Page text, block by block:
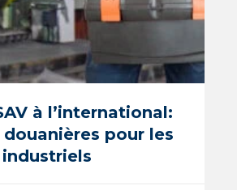
à l’international:
pour les
industriels